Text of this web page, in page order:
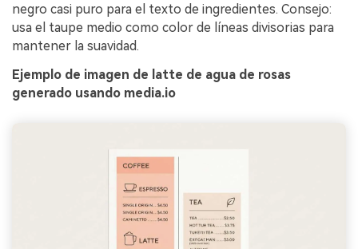
negro casi puro para el texto de ingredientes. Consejo:
usa el taupe medio como color de líneas divisorias para
mantener la suavidad.
Ejemplo de imagen de latte de agua de rosas
generado usando media.io